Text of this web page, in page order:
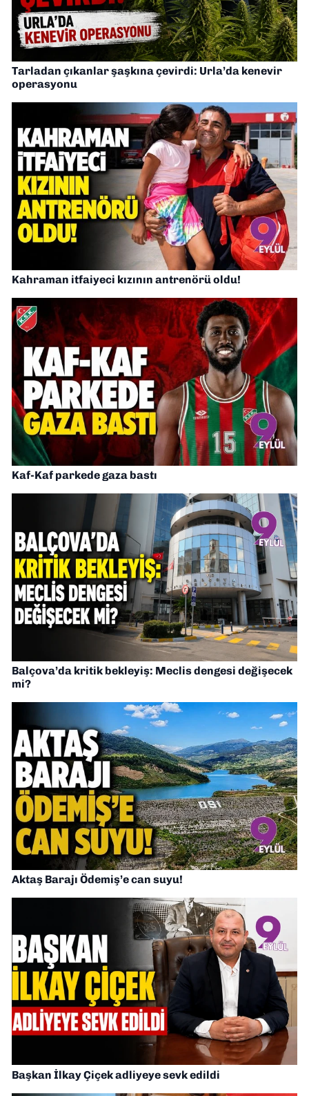
Tarladan çıkanlar şaşkına çevirdi: Urla’da kenevir
operasyonu
Kahraman itfaiyeci kızının antrenörü oldu!
Kaf-Kaf parkede gaza bastı
Balçova’da kritik bekleyiş: Meclis dengesi değişecek
mi?
Aktaş Barajı Ödemiş’e can suyu!
Başkan İlkay Çiçek adliyeye sevk edildi